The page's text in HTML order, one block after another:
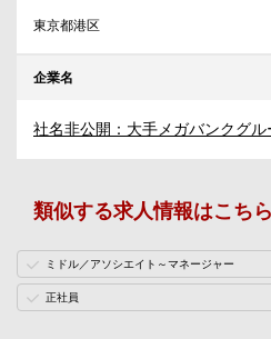
東京都港区
企業名
社名非公開：大手メガバンクグル
類似する求人情報はこちら
ミドル／アソシエイト～マネージャー
正社員